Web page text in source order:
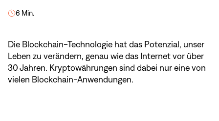
6 Min.
Die Blockchain-Technologie hat das Potenzial, unser
Leben zu verändern, genau wie das Internet vor über
30 Jahren. Kryptowährungen sind dabei nur eine von
vielen Blockchain-Anwendungen.